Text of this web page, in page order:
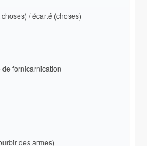
/ écarté (choses)
fornicarnication
des armes)